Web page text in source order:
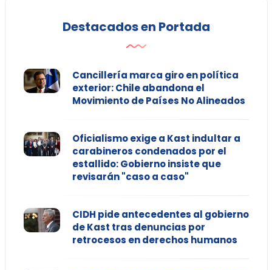
Destacados en Portada
Cancillería marca giro en política
exterior: Chile abandona el
Movimiento de Países No Alineados
Oficialismo exige a Kast indultar a
carabineros condenados por el
estallido: Gobierno insiste que
revisarán "caso a caso"
CIDH pide antecedentes al gobierno
de Kast tras denuncias por
retrocesos en derechos humanos